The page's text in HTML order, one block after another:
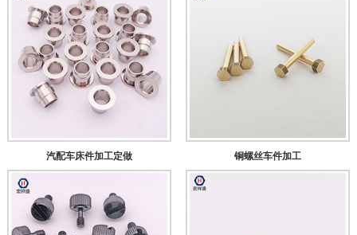
汽配车床件加工定做 铜螺丝车件加工